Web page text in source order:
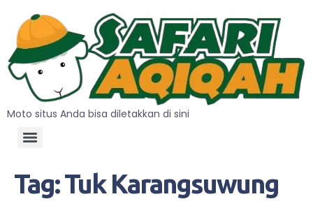
Moto situs Anda bisa diletakkan di sini
Tag:Tuk Karangsuwung